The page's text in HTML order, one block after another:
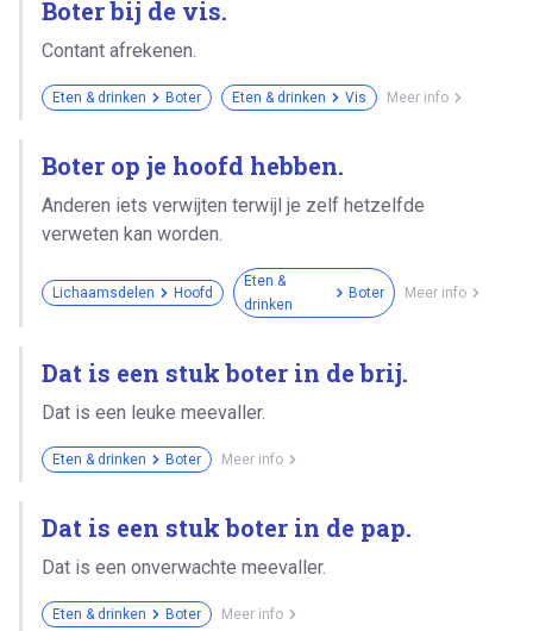
Boter bij de vis.
Contant afrekenen.
Eten & drinken Boter Eten & drinken Vis Meer info
Boter op je hoofd hebben.
Anderen iets verwijten terwijl je zelf hetzelfde
verweten kan worden.
Lichaamsdelen Hoofd
Eten &
drinken
Boter Meer info
Dat is een stuk boter in de brij.
Dat is een leuke meevaller.
Eten & drinken Boter Meer info
Dat is een stuk boter in de pap.
Dat is een onverwachte meevaller.
Eten & drinken Boter Meer info